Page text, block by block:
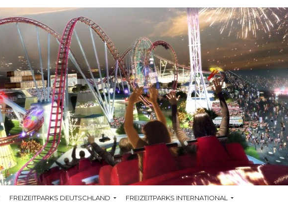
FREIZEITPARKS DEUTSCHLAND FREIZEITPARKS INTERNATIONAL